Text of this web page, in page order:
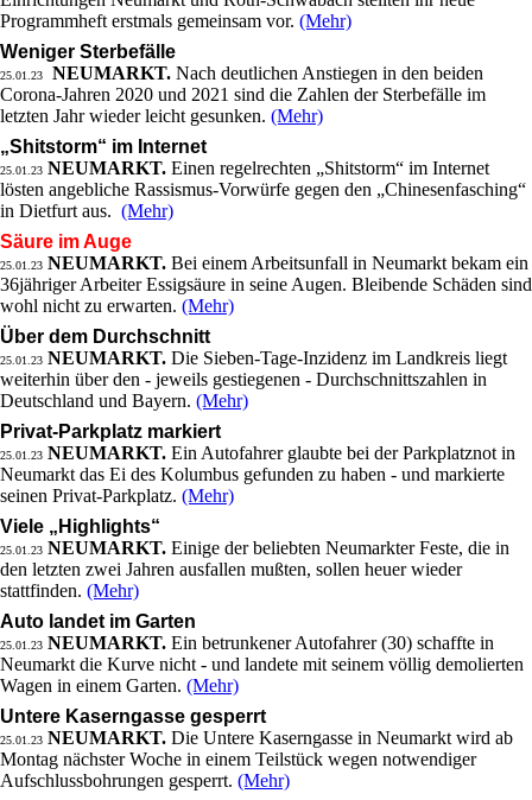
Programmheft erstmals gemeinsam vor. (Mehr)
Weniger Sterbefälle
25.01.23 NEUMARKT. Nach deutlichen Anstiegen in den beiden
Corona-Jahren 2020 und 2021 sind die Zahlen der Sterbefälle im
letzten Jahr wieder leicht gesunken. (Mehr)
„Shitstorm“ im Internet
25.01.23 NEUMARKT. Einen regelrechten „Shitstorm“ im Internet
lösten angebliche Rassismus-Vorwürfe gegen den „Chinesenfasching“
in Dietfurt aus. (Mehr)
Säure im Auge
25.01.23 NEUMARKT. Bei einem Arbeitsunfall in Neumarkt bekam ein
36jähriger Arbeiter Essigsäure in seine Augen. Bleibende Schäden sind
wohl nicht zu erwarten. (Mehr)
Über dem Durchschnitt
25.01.23 NEUMARKT. Die Sieben-Tage-Inzidenz im Landkreis liegt
weiterhin über den - jeweils gestiegenen - Durchschnittszahlen in
Deutschland und Bayern. (Mehr)
Privat-Parkplatz markiert
25.01.23 NEUMARKT. Ein Autofahrer glaubte bei der Parkplatznot in
Neumarkt das Ei des Kolumbus gefunden zu haben - und markierte
seinen Privat-Parkplatz. (Mehr)
Viele „Highlights“
25.01.23 NEUMARKT. Einige der beliebten Neumarkter Feste, die in
den letzten zwei Jahren ausfallen mußten, sollen heuer wieder
stattfinden. (Mehr)
Auto landet im Garten
25.01.23 NEUMARKT. Ein betrunkener Autofahrer (30) schaffte in
Neumarkt die Kurve nicht - und landete mit seinem völlig demolierten
Wagen in einem Garten. (Mehr)
Untere Kaserngasse gesperrt
25.01.23 NEUMARKT. Die Untere Kaserngasse in Neumarkt wird ab
Montag nächster Woche in einem Teilstück wegen notwendiger
Aufschlussbohrungen gesperrt. (Mehr)